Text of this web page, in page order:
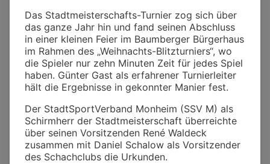
Das Stadtmeisterschafts-Turnier zog sich über
das ganze Jahr hin und fand seinen Abschluss
in einer kleinen Feier im Baumberger Bürgerhaus
im Rahmen des „Weihnachts-Blitzturniers“, wo
die Spieler nur zehn Minuten Zeit für jedes Spiel
haben. Günter Gast als erfahrener Turnierleiter
hält die Ergebnisse in gekonnter Manier fest.
Der StadtSportVerband Monheim (SSV M) als
Schirmherr der Stadtmeisterschaft überreichte
über seinen Vorsitzenden René Waldeck
zusammen mit Daniel Schalow als Vorsitzender
des Schachclubs die Urkunden.